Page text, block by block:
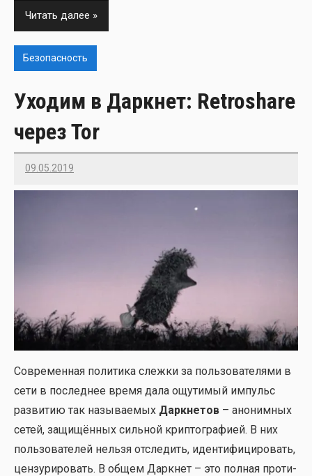
Читать далее
Безопасность
Уходим в Даркнет: Retroshare
через Tor
09.05.2019
Imatvey
Совре­мен­ная поли­ти­ка слеж­ки за поль­зо­ва­те­ля­ми в
сети в послед­нее вре­мя дала ощу­ти­мый импульс
раз­ви­тию так назы­ва­е­мых Дарк­не­тов – ано­ним­ных
сетей, защи­щён­ных силь­ной крип­то­гра­фи­ей. В них
поль­зо­ва­те­лей нель­зя отсле­дить, иден­ти­фи­ци­ро­вать,
цен­зу­ри­ро­вать. В общем Дарк­нет – это пол­ная про­ти­